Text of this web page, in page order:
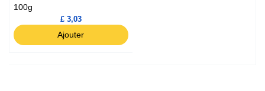
100g
£ 3,03
Ajouter